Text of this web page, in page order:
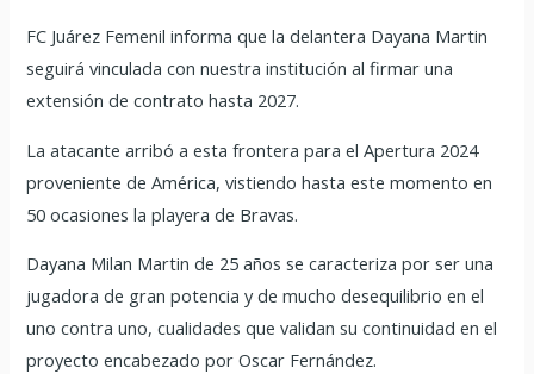
FC Juárez Femenil informa que la delantera Dayana Martin
seguirá vinculada con nuestra institución al firmar una
extensión de contrato hasta 2027.
La atacante arribó a esta frontera para el Apertura 2024
proveniente de América, vistiendo hasta este momento en
50 ocasiones la playera de Bravas.
Dayana Milan Martin de 25 años se caracteriza por ser una
jugadora de gran potencia y de mucho desequilibrio en el
uno contra uno, cualidades que validan su continuidad en el
proyecto encabezado por Oscar Fernández.